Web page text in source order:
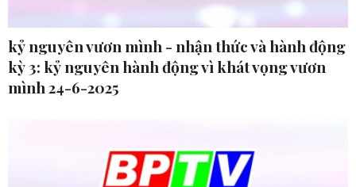
kỷ nguyên vươn mình - nhận thức và hành động
kỳ 3: kỷ nguyên hành động vì khát vọng vươn
mình 24-6-2025